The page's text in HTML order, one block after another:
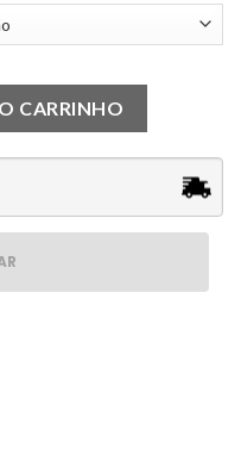
CARRINHO